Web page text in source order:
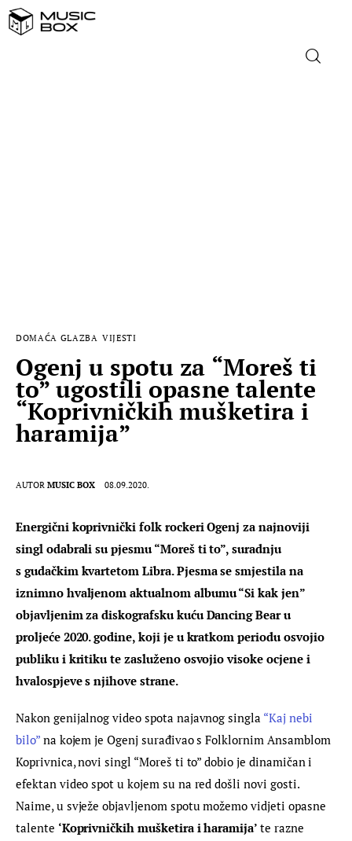
DOMAĆA GLAZBA VIJESTI
Ogenj u spotu za “Moreš ti
to” ugostili opasne talente
“Koprivničkih mušketira i
haramija”
AUTOR MUSIC BOX 08.09.2020.
Energični koprivnički folk rockeri Ogenj za najnoviji
singl odabrali su pjesmu “Moreš ti to”, suradnju
s gudačkim kvartetom Libra. Pjesma se smjestila na
iznimno hvaljenom aktualnom albumu “Si kak jen”
objavljenim za diskografsku kuću Dancing Bear u
proljeće 2020. godine, koji je u kratkom periodu osvojio
publiku i kritiku te zasluženo osvojio visoke ocjene i
hvalospjeve s njihove strane.
Nakon genijalnog video spota najavnog singla “Kaj nebi
bilo” na kojem je Ogenj surađivao s Folklornim Ansamblom
Koprivnica, novi singl “Moreš ti to” dobio je dinamičan i
efektan video spot u kojem su na red došli novi gosti.
Naime, u svježe objavljenom spotu možemo vidjeti opasne
talente ‘Koprivničkih mušketira i haramija’ te razne